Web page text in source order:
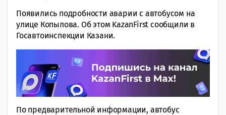
Появились подробности аварии с автобусом на
улице Копылова. Об этом KazanFirst сообщили в
Госавтоинспекции Казани.
По предварительной информации, автобус